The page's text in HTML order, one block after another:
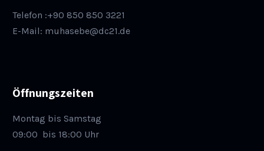
Telefon :+90 850 850 3221
E-Mail: muhasebe@dc21.de
Öffnungszeiten
Montag bis Samstag
09:00 bis 18:00 Uhr